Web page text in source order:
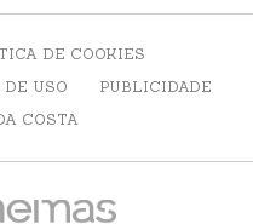
DE COOKIES
USO
PUBLICIDADE
COSTA